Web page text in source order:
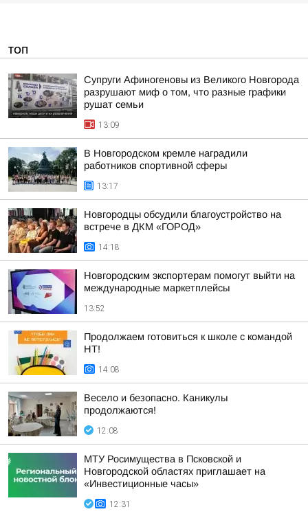
ТОП
Супруги Афиногеновы из Великого Новгорода
разрушают миф о том, что разные графики
рушат семьи
13:09
В Новгородском кремле наградили
работников спортивной сферы
13:17
Новгородцы обсудили благоустройство на
встрече в ДКМ «ГОРОД»
14:18
Новгородским экспортерам помогут выйти на
международные маркетплейсы
13:52
Продолжаем готовиться к школе с командой
НТ!
14:08
Весело и безопасно. Каникулы
продолжаются!
12:08
МТУ Росимущества в Псковской и
Новгородской областях приглашает на
«Инвестиционные часы»
12:31